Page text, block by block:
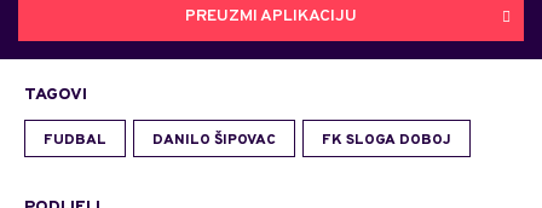
PREUZMI APLIKACIJU
TAGOVI
FUDBAL DANILO ŠIPOVAC FK SLOGA DOBOJ